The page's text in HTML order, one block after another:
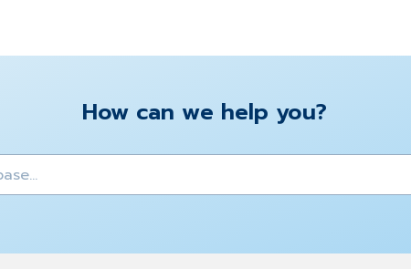
How can we help you?